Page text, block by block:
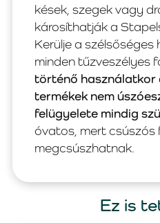
kések, szegek vagy
károsíthatják a
Kerülje a
minden tűzveszélyes
történő használatkor
termékek nem
felügyelete mindig
óvatos, mert csúszós
megcsúszhatnak.
Ez is